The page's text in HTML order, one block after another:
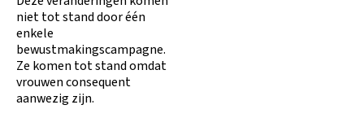
niet tot stand door één
enkele
bewustmakingscampagne.
Ze komen tot stand omdat
vrouwen consequent
aanwezig zijn.